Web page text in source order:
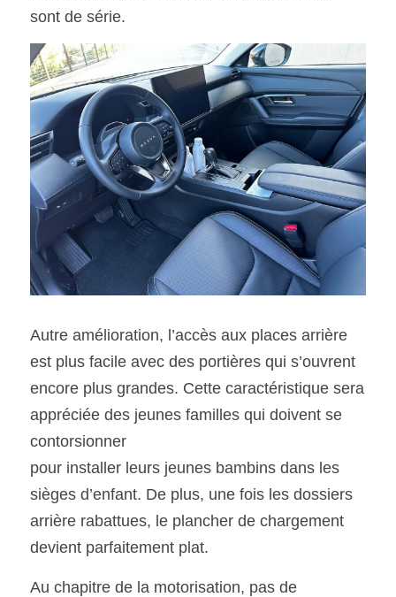
sont de série.
Autre amélioration, l’accès aux places arrière
est plus facile avec des portières qui s’ouvrent
encore plus grandes. Cette caractéristique sera
appréciée des jeunes familles qui doivent se
contorsionner
pour installer leurs jeunes bambins dans les
sièges d’enfant. De plus, une fois les dossiers
arrière rabattues, le plancher de chargement
devient parfaitement plat.
Au chapitre de la motorisation, pas de